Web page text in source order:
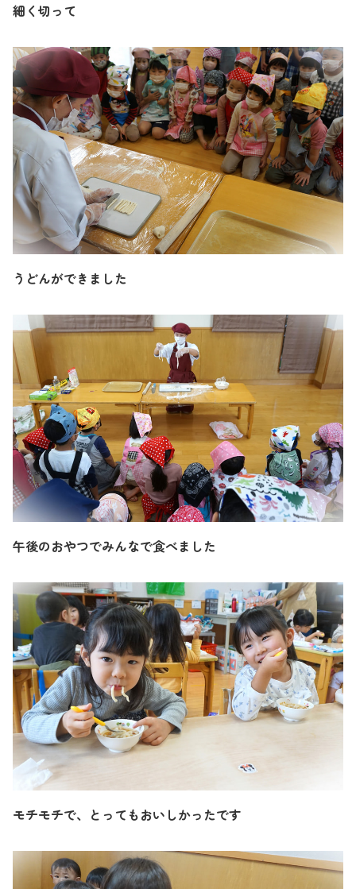
細く切って
うどんができました
午後のおやつでみんなで食べました
モチモチで、とってもおいしかったです